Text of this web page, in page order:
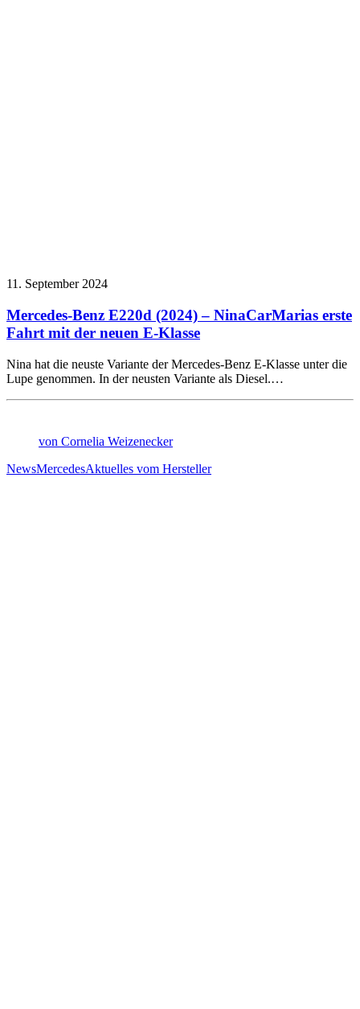
11. September 2024
Mercedes-Benz E220d (2024) – NinaCarMarias erste
Fahrt mit der neuen E-Klasse
Nina hat die neuste Variante der Mercedes-Benz E-Klasse unter die
Lupe genommen. In der neusten Variante als Diesel.…
von Cornelia Weizenecker
NewsMercedesAktuelles vom Hersteller